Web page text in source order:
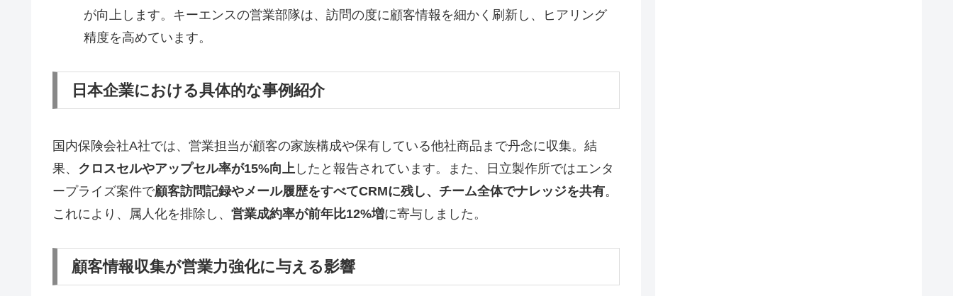
が向上します。キーエンスの営業部隊は、訪問の度に顧客情報を細かく刷新し、ヒアリング
精度を高めています。
日本企業における具体的な事例紹介
国内保険会社A社では、営業担当が顧客の家族構成や保有している他社商品まで丹念に収集。結
果、 クロスセルやアップセル率が15%向上 したと報告されています。また、日立製作所ではエンタ
ープライズ案件で顧客訪問記録やメール履歴をすべてCRMに残し、チーム全体でナレッジを共有。
これにより、属人化を排除し、 営業成約率が前年比12%増に寄与しました。
顧客情報収集が営業力強化に与える影響